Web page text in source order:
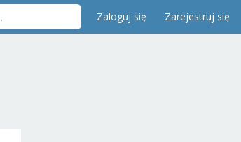
Zaloguj się Zarejestruj się